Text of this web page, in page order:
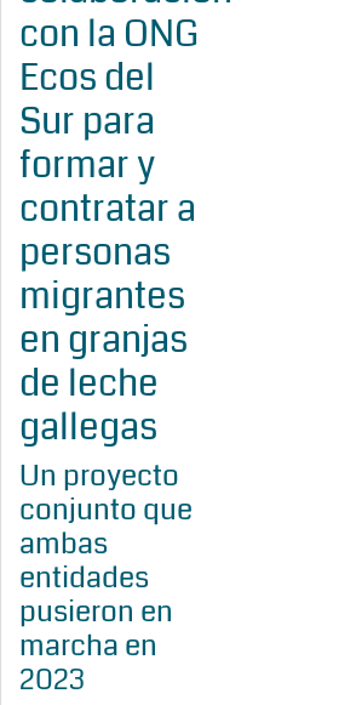
con la ONG
Ecos del
Sur para
formar y
contratar a
personas
migrantes
en granjas
de leche
gallegas
Un proyecto
conjunto que
ambas
entidades
pusieron en
marcha en
2023